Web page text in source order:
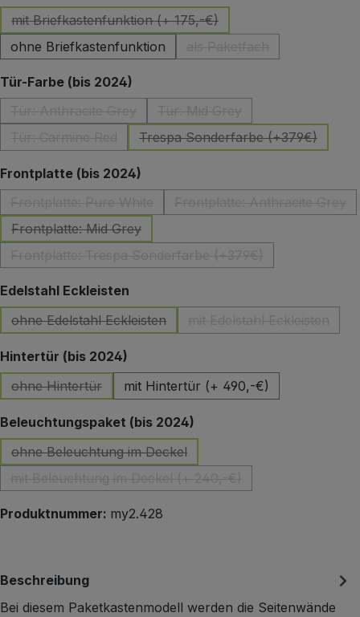
mit Briefkastenfunktion (+ 175,-€)
(Diese Option ist zurzeit nicht verfügbar.)
ohne Briefkastenfunktion
(Diese Option ist zurzeit
Tür-Farbe (bis 2024)
(Diese Option ist zurzeit nicht verfügbar.)
(Diese Option ist zurzeit nicht
(Diese Option ist zurzeit nicht verfügbar.)
Trespa Sonderfarbe (+379€)
(Diese Option ist zurzeit
Frontplatte (bis 2024)
(Diese Option ist zurzeit nicht verfügbar.)(Diese Option ist
Frontplatte: Mid Grey
(Diese Option ist zurzeit nicht verfügbar.)
(Diese Option ist zurzeit nicht verfügbar.)
Edelstahl Eckleisten
ohne Edelstahl Eckleisten
(Diese Option ist zurzeit nicht verfügbar.)
Hintertür (bis 2024)
ohne Hintertür
(Diese Option ist zurzeit nicht verfügbar.)
mit Hintertür (+ 490,-€)
Beleuchtungspaket (bis 2024)
ohne Beleuchtung im Deckel
(Diese Option ist zurzeit nicht verfügbar.)
(Diese Option ist zurzeit nicht verfügbar.)
Produktnummer: my2.428
Beschreibung
Bei diesem Paketkastenmodell werden die Seitenwände